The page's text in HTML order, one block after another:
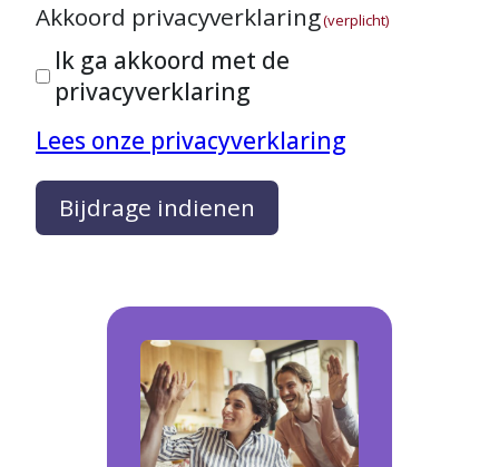
Akkoord privacyverklaring(verplicht)
Ik ga akkoord met de
privacyverklaring
Lees onze privacyverklaring
Bijdrage indienen